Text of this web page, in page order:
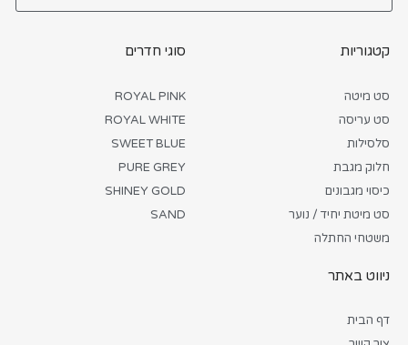
קטגוריות
סט מיטה
סט עריסה
סלסילות
חלוק מגבת
כיסוי מגבונים
סט מיטת יחיד / נוער
משטחי החתלה
סוגי חדרים
ROYAL PINK
ROYAL WHITE
SWEET BLUE
PURE GREY
SHINEY GOLD
SAND
ניווט באתר
דף הבית